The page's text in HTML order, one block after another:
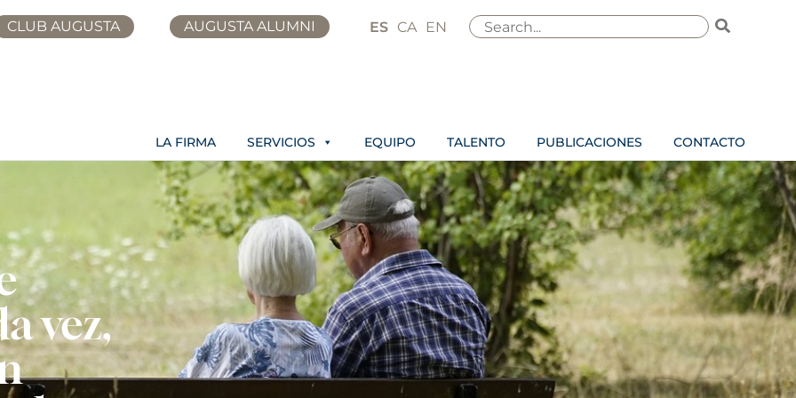
CLUB AUGUSTA AUGUSTA ALUMNI ES CA EN
Buscar
por:
LA FIRMA SERVICIOS EQUIPO TALENTO PUBLICACIONES CONTACTO
vez,